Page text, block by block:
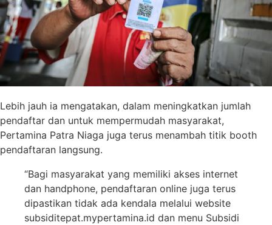
Lebih jauh ia mengatakan, dalam meningkatkan jumlah
pendaftar dan untuk mempermudah masyarakat,
Pertamina Patra Niaga juga terus menambah titik booth
pendaftaran langsung.
“Bagi masyarakat yang memiliki akses internet
dan handphone, pendaftaran online juga terus
dipastikan tidak ada kendala melalui website
subsiditepat.mypertamina.id dan menu Subsidi